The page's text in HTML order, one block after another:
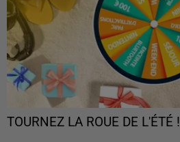
TOURNEZ LA ROUE DE L'ÉTÉ !